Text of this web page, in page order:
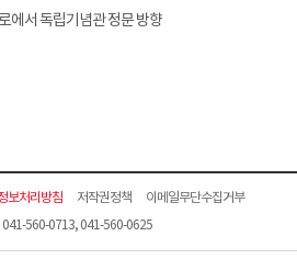
에서 독립기념관 정문 방향
보처리방침 저작권정책
이메일무단수집거부
560-0713, 041-560-0625